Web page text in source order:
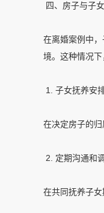
四、房子与子
在离婚案例中
境。这种情况下
1. 子女抚养安
在决定房子的
2. 定期沟通和
在共同抚养子